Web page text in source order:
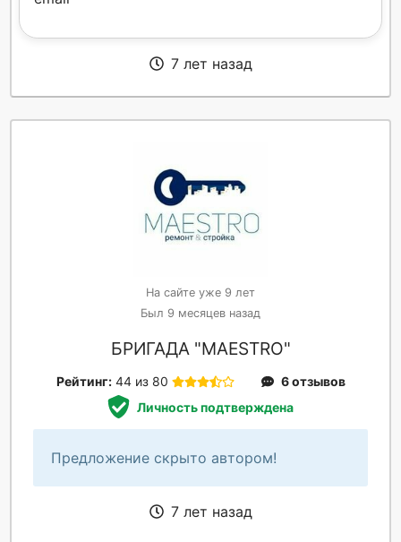
7 лет назад
На сайте уже 9 лет
Был 9 месяцев назад
БРИГАДА "MAESTRO"
Рейтинг: 44 из 80
6 отзывов
Личность подтверждена
Предложение скрыто автором!
7 лет назад